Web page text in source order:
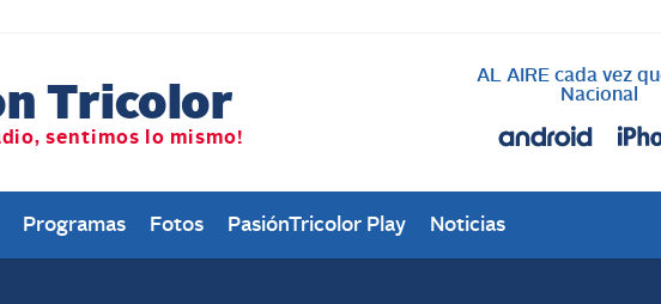
AL AIRE cada vez
Nacional
Programas Fotos PasiónTricolor Play Noticias